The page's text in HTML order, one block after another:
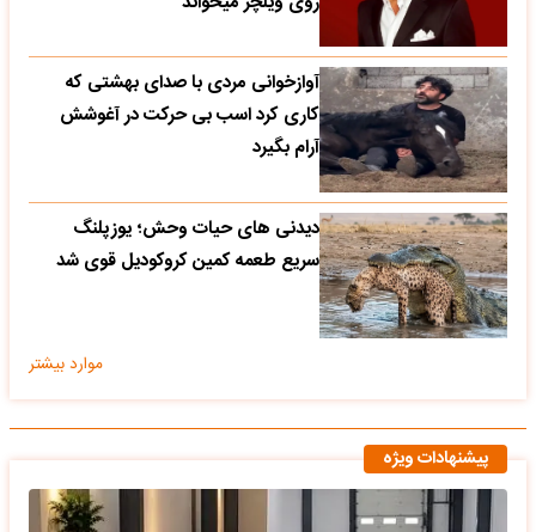
آوازخوانی مردی با صدای بهشتی که
کاری کرد اسب بی حرکت در آغوشش
آرام بگیرد
دیدنی های حیات وحش؛ یوزپلنگ
سریع طعمه کمین کروکودیل قوی شد
موارد بیشتر
پیشنهادات ویژه